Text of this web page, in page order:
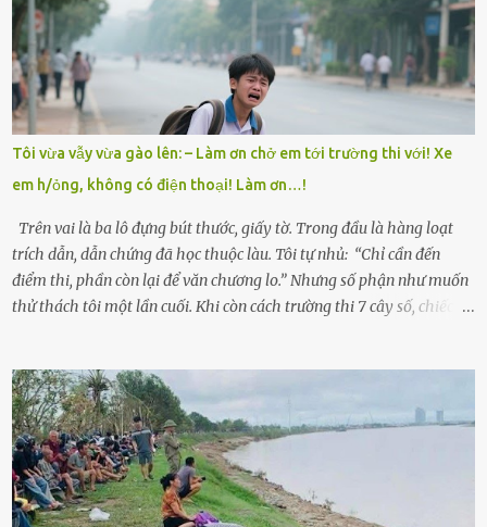
cụ Nguyễn Thị Đào – và cậu con trai cả là Trí, lúc đó mới chỉ 17 tuổi.
Trí là học sinh giỏi toàn huyện, học lớp 12 nhưng đã biết làm ruộng,
làm thuê, biết đi cày thuê từ 4h sáng rồi lại tất tả về đi học. Người
trong làng thương lắm, bảo: “Thằng Trí học giỏi mà hiền, sau này
nên ông này bà nọ đó!” Trí có ba cô em gái: Mai, Lan và Hương – ba
cái tên mẹ đặt lúc còn sống, mong tụi nhỏ sau này như hoa mai nở
giữa mùa đông. Nhưng hoa có đẹp mấy cũng cần đất màu, mà nhà
thì chỉ toàn đất sỏi đá và khốn khó. Năm đó, Trí đỗ Đại học Bách
Khoa Hà...
Tôi vừa vẫy vừa gào lên: – Làm ơn chở em tới trường thi với! Xe
em h/ỏng, không có điện thoại! Làm ơn…!
Trên vai là ba lô đựng bút thước, giấy tờ. Trong đầu là hàng loạt
trích dẫn, dẫn chứng đã học thuộc làu. Tôi tự nhủ: “Chỉ cần đến
điểm thi, phần còn lại để văn chương lo.” Nhưng số phận như muốn
thử thách tôi một lần cuối. Khi còn cách trường thi 7 cây số, chiếc xe
sực nhớ – điện thoại đang sạc, sáng nay quên mang theo! Giữa con
đường thưa thớt người qua lại, tôi hoảng loạn vẫy tay xin đi nhờ. –
Chú ơi, cháu đi thi, xe hỏng rồi! Làm ơn cho cháu đi nhờ với! – Cô ơi,
giúp cháu với, cháu không có điện thoại… Người thì lắc đầu. Người
thì tăng ga tránh xa như né một kẻ lừa đảo. Tôi gào lên giữa đường
như một kẻ mất trí. Vô ích. 6h10. Còn hơn 30 phút nữa. Trong đầu